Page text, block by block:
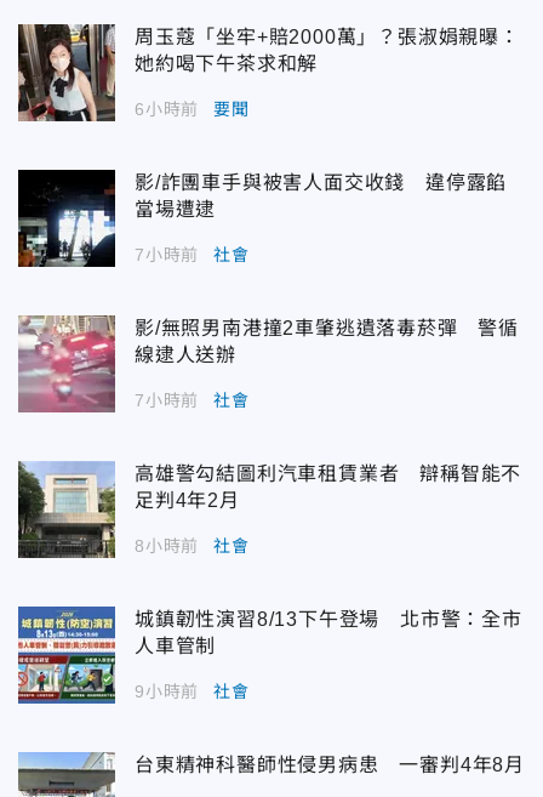
周玉蔻「坐牢+賠2000萬」？張淑娟親曝：
她約喝下午茶求和解
6小時前 要聞
影/詐團車手與被害人面交收錢 違停露餡
當場遭逮
7小時前 社會
影/無照男南港撞2車肇逃遺落毒菸彈 警循
線逮人送辦
7小時前 社會
高雄警勾結圖利汽車租賃業者 辯稱智能不
足判4年2月
8小時前 社會
城鎮韌性演習8/13下午登場 北市警：全市
人車管制
9小時前 社會
台東精神科醫師性侵男病患 一審判4年8月